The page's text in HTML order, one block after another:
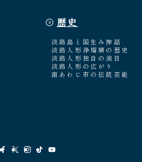
歴史
淡路島と国生み神話
淡路人形浄瑠璃の歴史
淡路人形独自の演目
淡路人形の広がり
南あわじ市の伝統芸能